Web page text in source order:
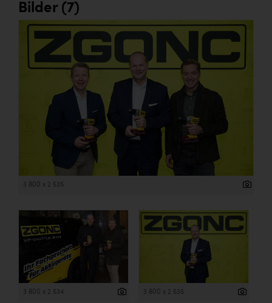
Bilder (7)
3 800 x 2 535
3 800 x 2 534 3 800 x 2 535